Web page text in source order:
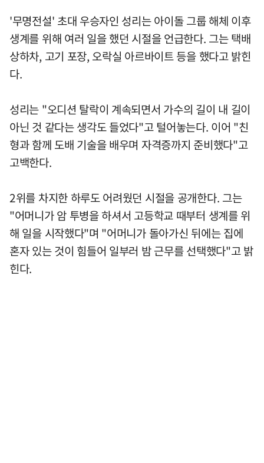
'무명전설' 초대 우승자인 성리는 아이돌 그룹 해체 이후
생계를 위해 여러 일을 했던 시절을 언급한다. 그는 택배
상하차, 고기 포장, 오락실 아르바이트 등을 했다고 밝힌
다.
성리는 "오디션 탈락이 계속되면서 가수의 길이 내 길이
아닌 것 같다는 생각도 들었다"고 털어놓는다. 이어 "친
형과 함께 도배 기술을 배우며 자격증까지 준비했다"고
고백한다.
2위를 차지한 하루도 어려웠던 시절을 공개한다. 그는
"어머니가 암 투병을 하셔서 고등학교 때부터 생계를 위
해 일을 시작했다"며 "어머니가 돌아가신 뒤에는 집에
혼자 있는 것이 힘들어 일부러 밤 근무를 선택했다"고 밝
힌다.